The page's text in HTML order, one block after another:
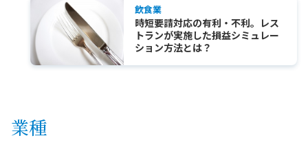
飲食業
時短要請対応の有利・不利。レス
トランが実施した損益シミュレー
ション方法とは？
業種